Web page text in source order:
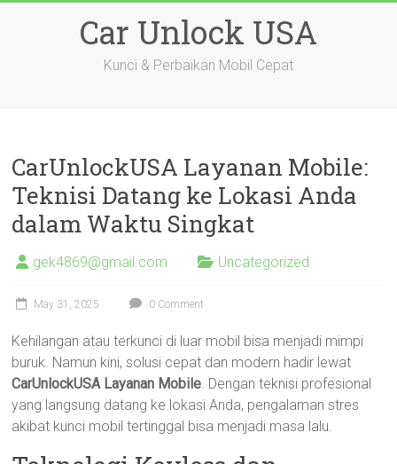
Car Unlock USA
Kunci & Perbaikan Mobil Cepat
CarUnlockUSA Layanan Mobile:
Teknisi Datang ke Lokasi Anda
dalam Waktu Singkat
gek4869@gmail.com Uncategorized
May 31, 2025 0 Comment
Kehilangan atau terkunci di luar mobil bisa menjadi mimpi
buruk. Namun kini, solusi cepat dan modern hadir lewat
CarUnlockUSA Layanan Mobile. Dengan teknisi profesional
yang langsung datang ke lokasi Anda, pengalaman stres
akibat kunci mobil tertinggal bisa menjadi masa lalu.